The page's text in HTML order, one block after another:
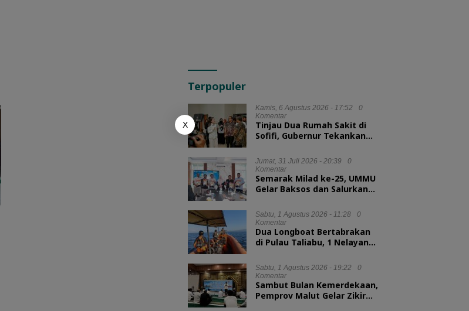
Terpopuler
Kamis, 6 Agustus 2026 - 17:52
0
Komentar
Tinjau Dua Rumah Sakit di
Sofifi, Gubernur Tekankan
Kesehatan
Jumat, 31 Juli 2026 - 20:39
0
Komentar
Semarak Milad ke-25, UMMU
Gelar Baksos dan Salurkan
Mahasiswa Kurang Mampu
Sabtu, 1 Agustus 2026 - 11:28
0
Komentar
Dua Longboat Bertabrakan
di Pulau Taliabu, 1 Nelayan
Sabtu, 1 Agustus 2026 - 19:22
0
Komentar
Sambut Bulan Kemerdekaan,
Pemprov Malut Gelar Zikir
X